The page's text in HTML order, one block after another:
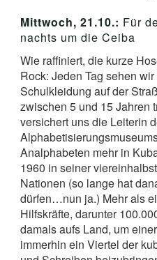
Mittwoch, 21.10.: Für
nachts um die Ceiba
Wie raffiniert, die kurze
Rock: Jeden Tag sehen
Schulkleidung auf der
zwischen 5 und 15 Jahren
versichert uns die Leiterin
Analphabeten mehr in
1960 in seiner
Nationen (so lange hat
dürfen…nun ja.) Mehr als
Hilfskräfte, darunter
damals aufs Land, um
immerhin ein Viertel der